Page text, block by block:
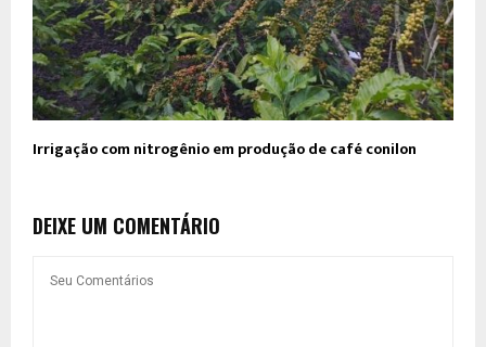
Irrigação com nitrogênio em produção de café conilon
DEIXE UM COMENTÁRIO